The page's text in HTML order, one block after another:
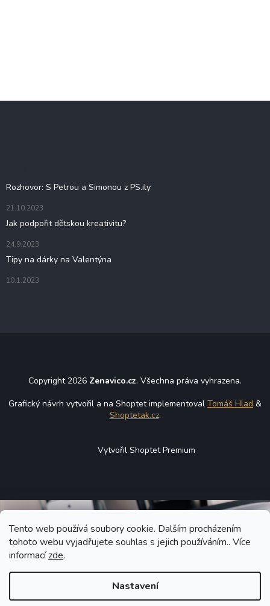
Tento web používá soubory cookie. Dalším procházením
tohoto webu vyjadřujete souhlas s jejich používáním.. Více
informacízde.
Nastavení
Rozhovor: S Petrou a Simonou z PS.ily
21.10.2023
Jak podpořit dětskou kreativitu?
24.9.2023
Tipy na dárky na Valentýna
10.1.2023
Copyright 2026 Zenavico.cz. Všechna práva vyhrazena.
Grafický návrh vytvořil a na Shoptet implementoval Tomáš Hlad &
Shoptetak.cz.
Vytvořil Shoptet Premium